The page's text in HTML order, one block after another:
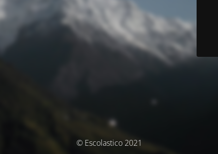
© Escolastico 2021